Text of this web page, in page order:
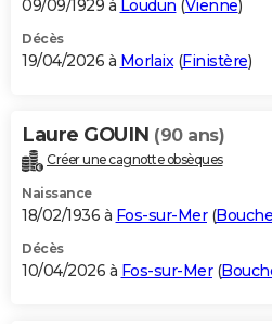
09/09/1929 à Loudun (Vienne)
Décès
19/04/2026 à Morlaix(Finistère)
Laure GOUIN (90 ans)
Créer une cagnotte obsèques
Naissance
18/02/1936 à Fos-sur-Mer(
Décès
10/04/2026 à Fos-sur-Mer(